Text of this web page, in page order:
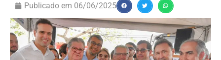
Publicado em 06/06/2025